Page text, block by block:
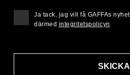
SKICKA
Ja tack, jag vill få GAFFAs
därmed integritetspolicyn